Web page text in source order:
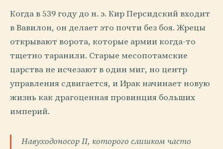
Когда в 539 году до н. э. Кир Персидский входит
в Вавилон, он делает это почти без боя. Жрецы
открывают ворота, которые армии когда-то
тщетно таранили. Старые месопотамские
царства не исчезают в один миг, но центр
управления сдвигается, и Ирак начинает новую
жизнь как драгоценная провинция больших
империй.
Навуходоносор II, которого слишком часто